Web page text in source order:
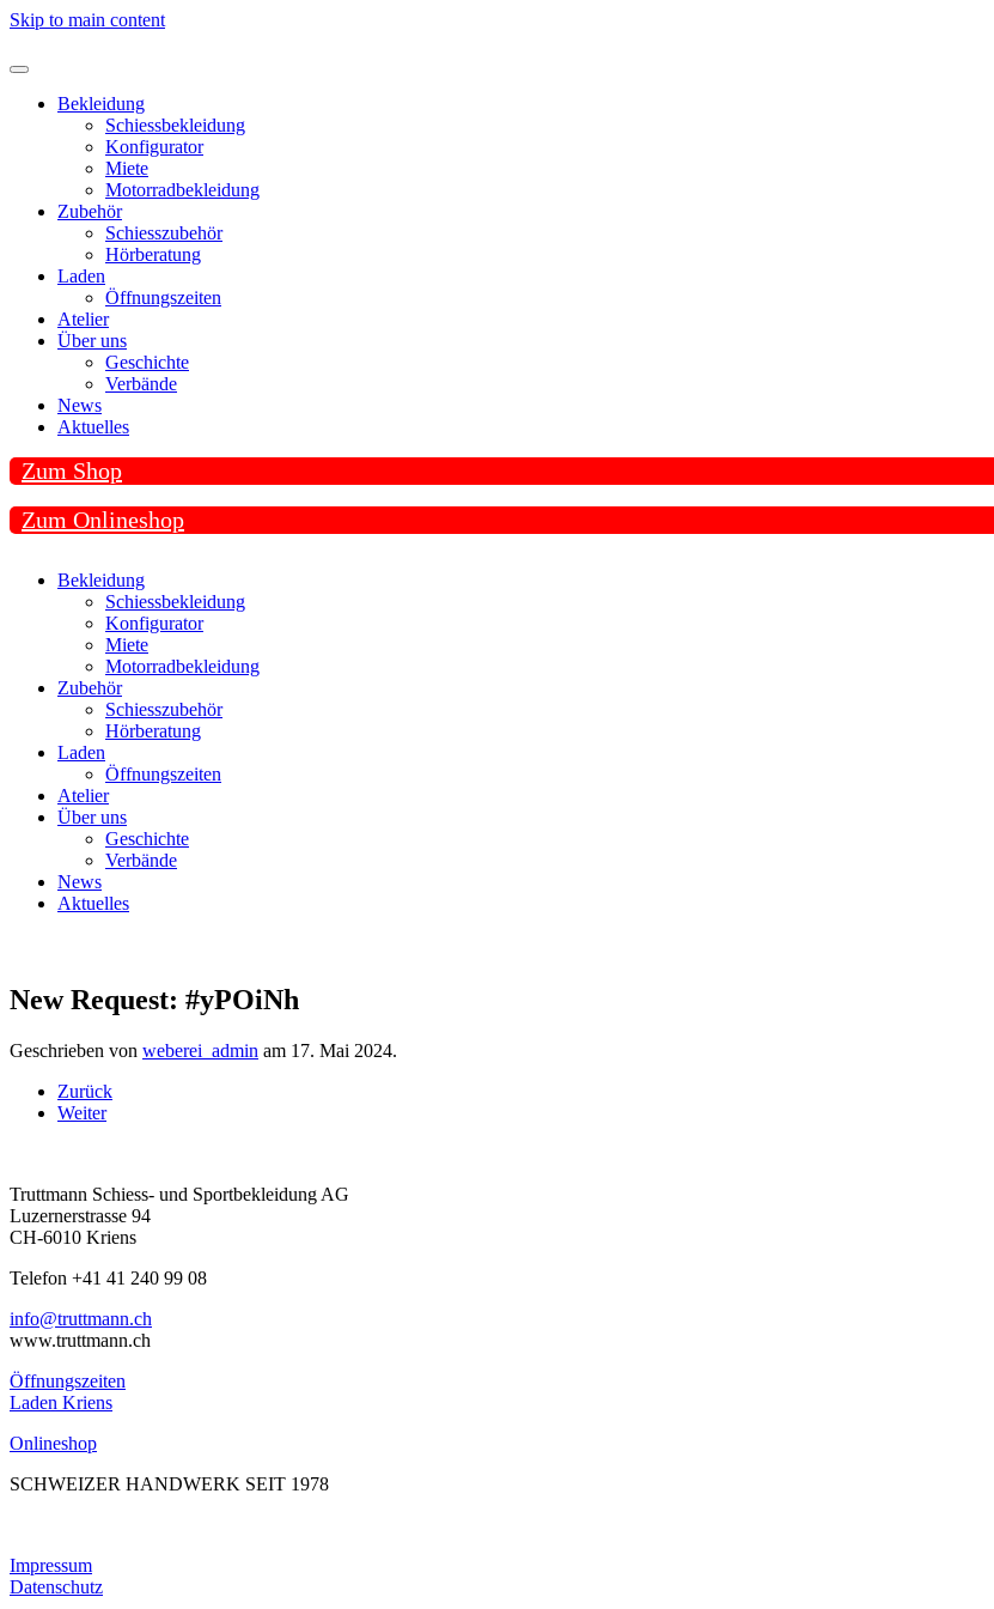
Skip to main content
Bekleidung
Schiessbekleidung
Konfigurator
Miete
Motorradbekleidung
Zubehör
Schiesszubehör
Hörberatung
Laden
Öffnungszeiten
Atelier
Über uns
Geschichte
Verbände
News
Aktuelles
Zum Shop
Zum Onlineshop
Bekleidung
Schiessbekleidung
Konfigurator
Miete
Motorradbekleidung
Zubehör
Schiesszubehör
Hörberatung
Laden
Öffnungszeiten
Atelier
Über uns
Geschichte
Verbände
News
Aktuelles
New Request: #yPOiNh
Geschrieben von weberei_admin am 17. Mai 2024.
Zurück
Weiter
Truttmann Schiess- und Sportbekleidung AG
Luzernerstrasse 94
CH-6010 Kriens
Telefon +41 41 240 99 08
hc.nnamtturt@ofni
www.truttmann.ch
Öffnungszeiten
Laden Kriens
Onlineshop
SCHWEIZER HANDWERK SEIT 1978
Impressum
Datenschutz